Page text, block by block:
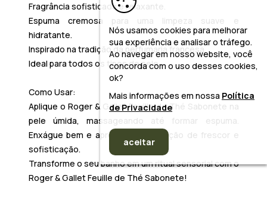
Fragrância sofisticada e relaxante.
Espuma cremosa para uma limpeza suave e
hidratante.
Inspirado na tradição da perfumaria francesa.
Ideal para todos os tipos de pele.
Como Usar:
Aplique o Roger & Gallet Feuille de Thé Sabonete na
pele úmida, massageando até formar espuma.
Enxágue bem e aproveite a sensação de frescor e
sofisticação.
Transforme o seu banho em um ritual sensorial com o
Roger & Gallet Feuille de Thé Sabonete!
Nós usamos cookies para melhorar
sua experiência e analisar o tráfego.
Ao navegar em nosso website, você
concorda com o uso desses cookies,
ok?
Mais informações em nossa Política
de Privacidade
aceitar